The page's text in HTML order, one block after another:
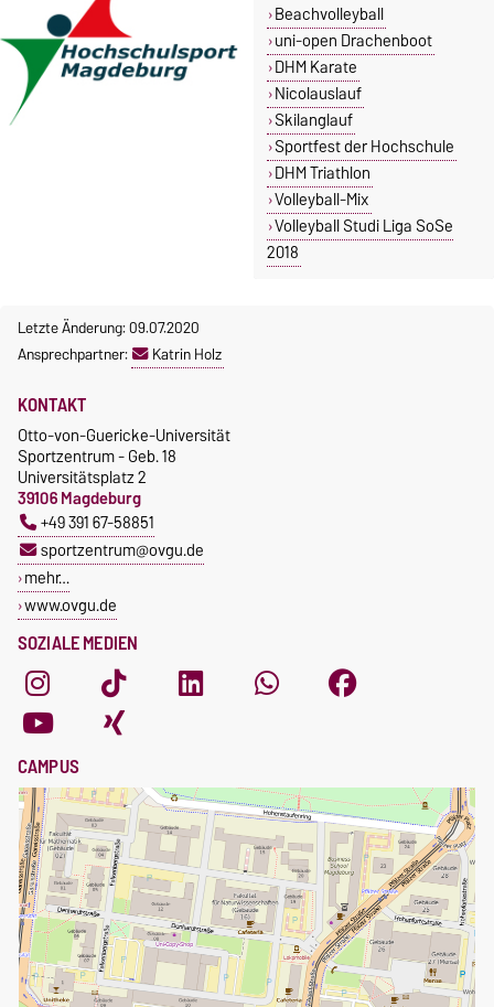
Beachvolleyball
uni-open Drachenboot
DHM Karate
Nicolauslauf
Skilanglauf
Sportfest der Hochschule
DHM Triathlon
Volleyball-Mix
Volleyball Studi Liga SoSe
2018
Letzte Änderung: 09.07.2020
Ansprechpartner:
Katrin Holz
SOZIALE MEDIEN
KONTAKT
Otto-von-Guericke-Universität
Sportzentrum - Geb. 18
Universitätsplatz 2
39106 Magdeburg
+49 391 67-58851
sportzentrum@ovgu.de
mehr…
www.ovgu.de
CAMPUS